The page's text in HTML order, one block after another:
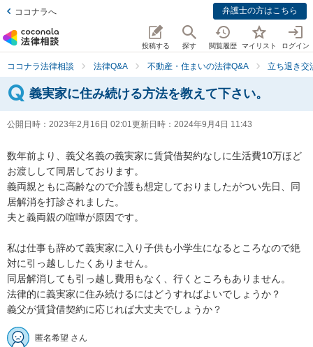
ココナラへ 弁護士の方はこちら
投稿する 探す 閲覧履歴 マイリスト ログイン
ココナラ法律相談 法律Q&A 不動産・住まいの法律Q&A 立ち退き交
義実家に住み続ける方法を教えて下さい。
公開日時： 2023年2月16日 02:01更新日時： 2024年9月4日 11:43
数年前より、義父名義の義実家に賃貸借契約なしに生活費10万ほど
お渡しして同居しております。
義両親ともに高齢なので介護も想定しておりましたがつい先日、同
居解消を打診されました。
夫と義両親の喧嘩が原因です。
私は仕事も辞めて義実家に入り子供も小学生になるところなので絶
対に引っ越ししたくありません。
同居解消しても引っ越し費用もなく、行くところもありません。
法律的に義実家に住み続けるにはどうすればよいでしょうか？
義父が賃貸借契約に応じれば大丈夫でしょうか？
匿名希望 さん